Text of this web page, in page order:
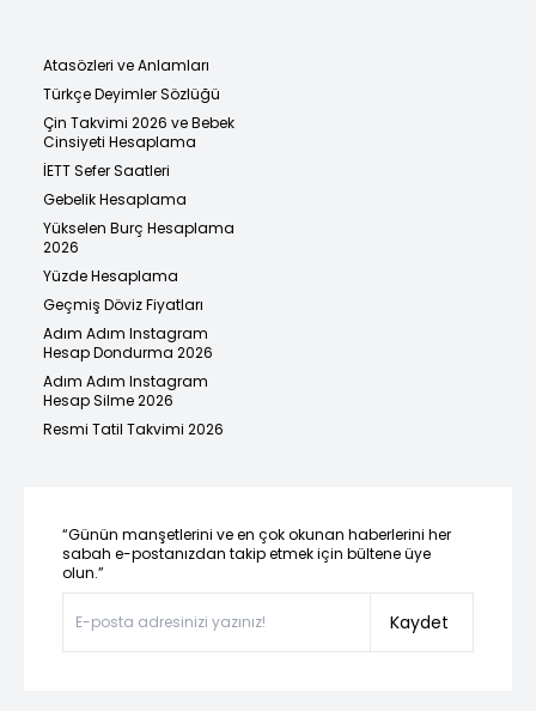
Atasözleri ve Anlamları
Türkçe Deyimler Sözlüğü
Çin Takvimi 2026 ve Bebek
Cinsiyeti Hesaplama
İETT Sefer Saatleri
Gebelik Hesaplama
Yükselen Burç Hesaplama
2026
Yüzde Hesaplama
Geçmiş Döviz Fiyatları
Adım Adım Instagram
Hesap Dondurma 2026
Adım Adım Instagram
Hesap Silme 2026
Resmi Tatil Takvimi 2026
“Günün manşetlerini ve en çok okunan haberlerini her
sabah e-postanızdan takip etmek için bültene üye
olun.”
Kaydet